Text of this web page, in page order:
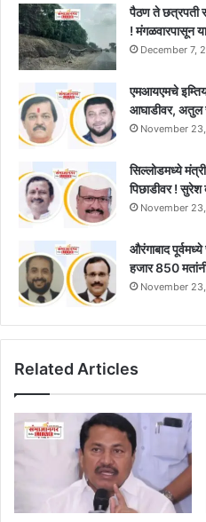
पैठण ते छत्रपती
! मंगळवारपासून
December 7,
एमआयएमचे
आघाडीवर, अतुल
November
सिल्लोडमध्ये
पिछाडीवर !
November
औरंगाबाद
हजार 850
November
Related Articles